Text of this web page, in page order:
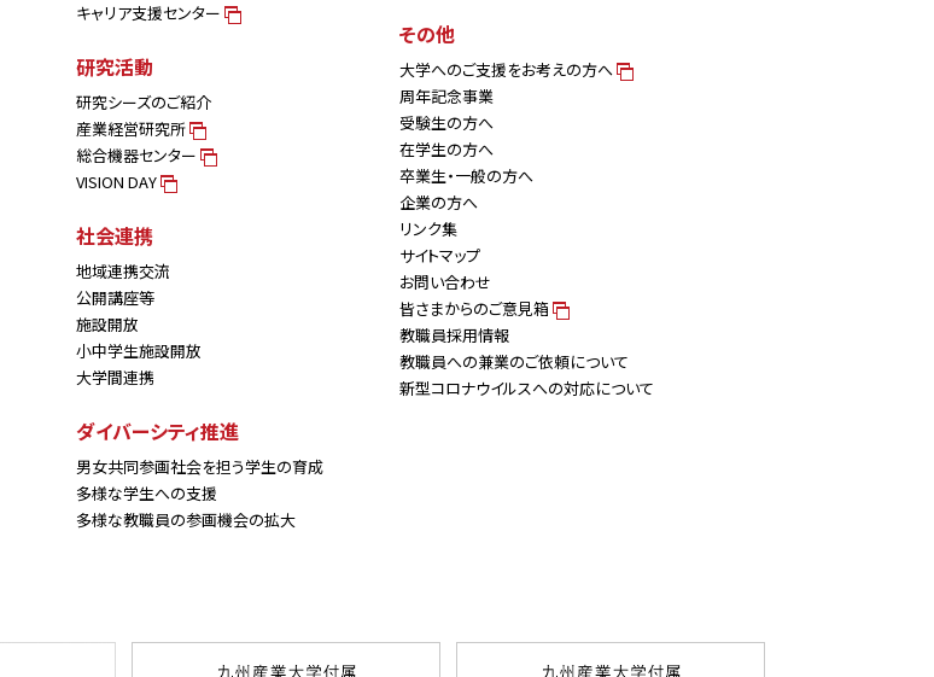
キャリア支援センター
研究活動
研究シーズのご紹介
産業経営研究所
総合機器センター
VISION DAY
社会連携
地域連携交流
公開講座等
施設開放
小中学生施設開放
大学間連携
ダイバーシティ推進
男女共同参画社会を担う学生の育成
多様な学生への支援
多様な教職員の参画機会の拡大
その他
大学へのご支援をお考えの方へ
周年記念事業
受験生の方へ
在学生の方へ
卒業生・一般の方へ
企業の方へ
リンク集
サイトマップ
お問い合わせ
皆さまからのご意見箱
教職員採用情報
教職員への兼業のご依頼について
新型コロナウイルスへの対応について